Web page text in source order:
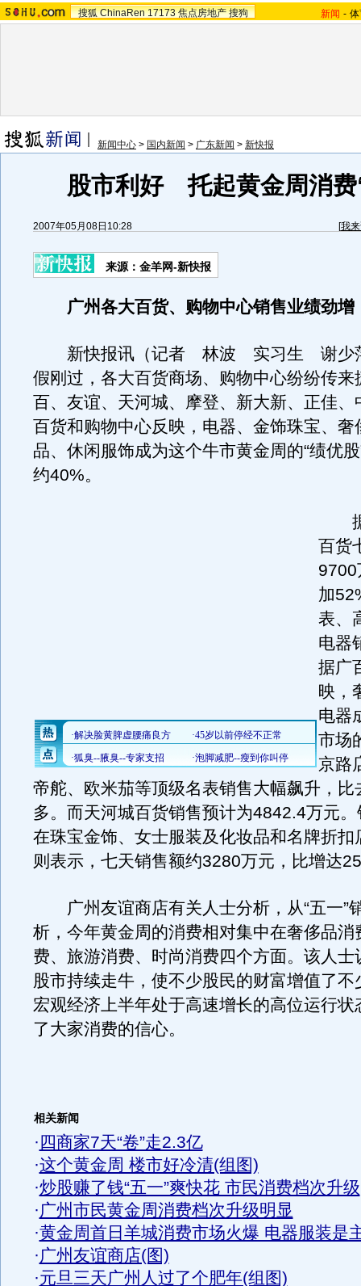
搜狐 ChinaRen 17173 焦点房地产 搜狗 新闻 -
新闻中心 > 国内新闻 > 广东新闻 > 新快报
股市利好 托起黄金周消费
2007年05月08日10:28 [我
来源：金羊网-新快报
广州各大百货、购物中心销售业绩劲增
新快报讯（记者 林波 实习生 谢少萍
假刚过，各大百货商场、购物中心纷纷传来
百、友谊、天河城、摩登、新大新、正佳、
百货和购物中心反映，电器、金饰珠宝、奢
品、休闲服饰成为这个牛市黄金周的“绩优
约40%。
据
百货
9700
加
表、
电器
据广
映，
电器
市场
京路
帝舵、欧米茄等顶级名表销售大幅飙升，比
多。而天河城百货销售预计为4842.4万元
在珠宝金饰、女士服装及化妆品和名牌折扣
则表示，七天销售额约3280万元，比增达
广州友谊商店有关人士分析，从“五一”
析，今年黄金周的消费相对集中在奢侈品消
费、旅游消费、时尚消费四个方面。该人士
股市持续走牛，使不少股民的财富增值了不
宏观经济上半年处于高速增长的高位运行状
了大家消费的信心。
相关新闻
·四商家7天“卷”走2.3亿
·这个黄金周 楼市好冷清(组图)
·炒股赚了钱“五一”爽快花 市民消费档次升级
·广州市民黄金周消费档次升级明显
·黄金周首日羊城消费市场火爆 电器服装是
·广州友谊商店(图)
·元旦三天广州人过了个肥年(组图)